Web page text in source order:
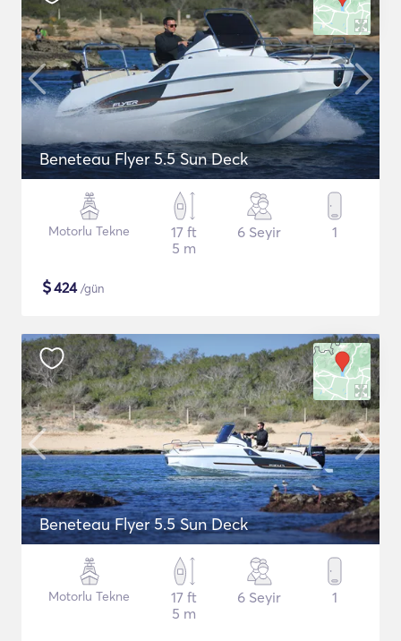
Beneteau Flyer 5.5 Sun Deck
Motorlu Tekne
17 ft
5 m
6 Seyir 1
$424/gün
Beneteau Flyer 5.5 Sun Deck
Motorlu Tekne
17 ft
5 m
6 Seyir 1